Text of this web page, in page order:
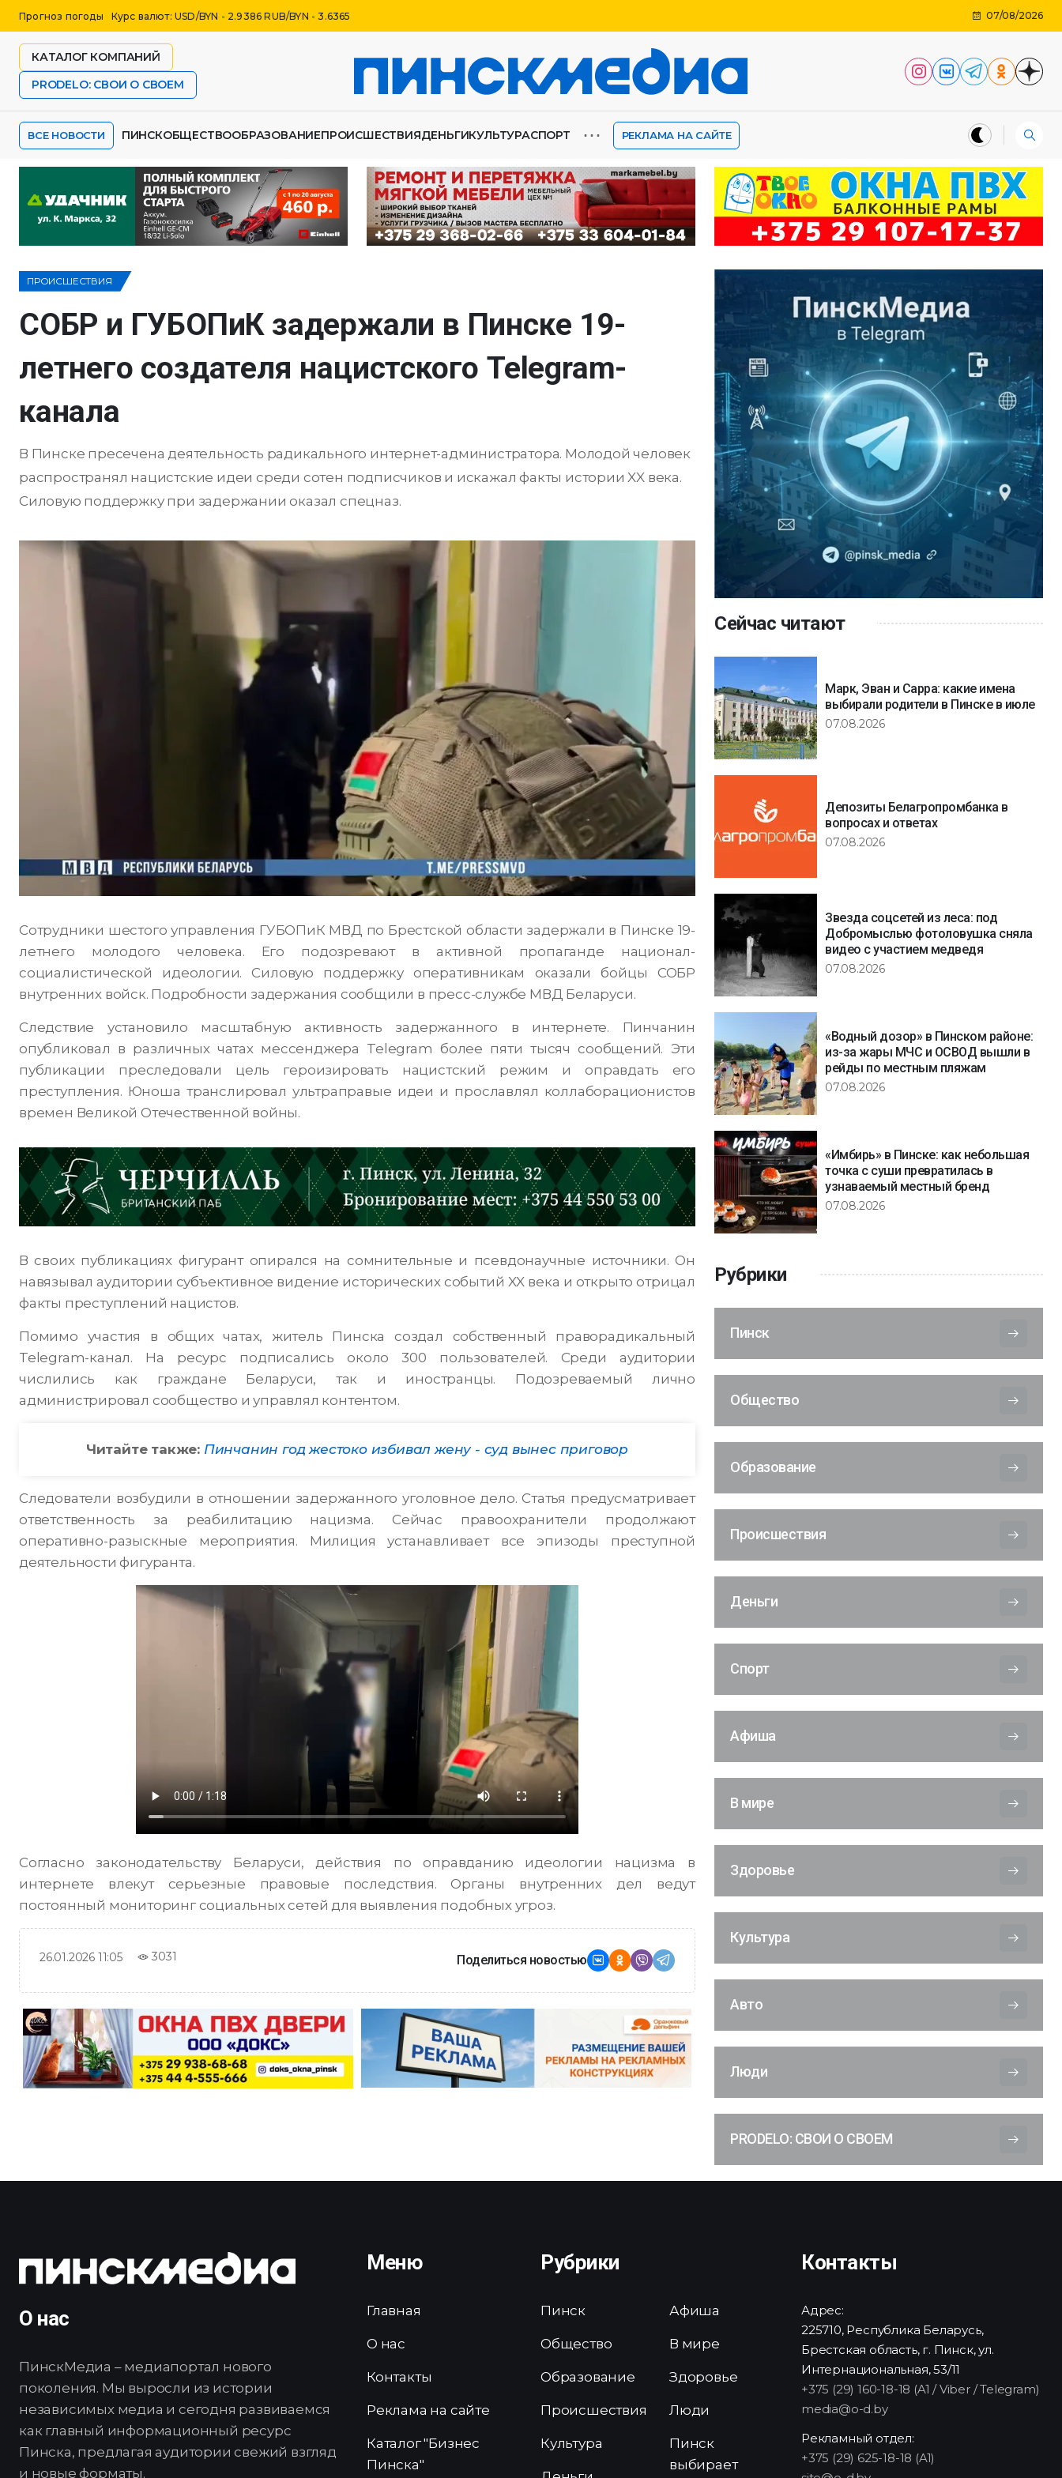
Прогноз погоды Курс валют: USD/BYN - 2.9386 RUB/BYN - 3.6365 07/08/2026
КАТАЛОГ КОМПАНИЙ
PRODELO: СВОИ О СВОЕМ
ВСЕ НОВОСТИ ПИНСКОБЩЕСТВООБРАЗОВАНИЕПРОИСШЕСТВИЯДЕНЬГИКУЛЬТУРАСПОРТ ⋯ РЕКЛАМА НА САЙТЕ
ПРОИСШЕСТВИЯ
СОБР и ГУБОПиК задержали в Пинске 19-
летнего создателя нацистского Telegram-
канала
В Пинске пресечена деятельность радикального интернет-администратора. Молодой человек
распространял нацистские идеи среди сотен подписчиков и искажал факты истории XX века.
Силовую поддержку при задержании оказал спецназ.
Сотрудники шестого управления ГУБОПиК МВД по Брестской области задержали в Пинске 19-
летнего молодого человека. Его подозревают в активной пропаганде национал-
социалистической идеологии. Силовую поддержку оперативникам оказали бойцы СОБР
внутренних войск. Подробности задержания сообщили в пресс-службе МВД Беларуси.
Следствие установило масштабную активность задержанного в интернете. Пинчанин
опубликовал в различных чатах мессенджера Telegram более пяти тысяч сообщений. Эти
публикации преследовали цель героизировать нацистский режим и оправдать его
преступления. Юноша транслировал ультраправые идеи и прославлял коллаборационистов
времен Великой Отечественной войны.
В своих публикациях фигурант опирался на сомнительные и псевдонаучные источники. Он
навязывал аудитории субъективное видение исторических событий XX века и открыто отрицал
факты преступлений нацистов.
Помимо участия в общих чатах, житель Пинска создал собственный праворадикальный
Telegram-канал. На ресурс подписались около 300 пользователей. Среди аудитории
числились как граждане Беларуси, так и иностранцы. Подозреваемый лично
администрировал сообщество и управлял контентом.
Читайте также: Пинчанин год жестоко избивал жену - суд вынес приговор
Следователи возбудили в отношении задержанного уголовное дело. Статья предусматривает
ответственность за реабилитацию нацизма. Сейчас правоохранители продолжают
оперативно-разыскные мероприятия. Милиция устанавливает все эпизоды преступной
деятельности фигуранта.
Согласно законодательству Беларуси, действия по оправданию идеологии нацизма в
интернете влекут серьезные правовые последствия. Органы внутренних дел ведут
постоянный мониторинг социальных сетей для выявления подобных угроз.
26.01.2026 11:05 3031 Поделиться новостью
Сейчас читают
Марк, Эван и Сарра: какие имена
выбирали родители в Пинске в июле
07.08.2026
Депозиты Белагропромбанка в
вопросах и ответах
07.08.2026
Звезда соцсетей из леса: под
Добромыслью фотоловушка сняла
видео с участием медведя
07.08.2026
«Водный дозор» в Пинском районе:
из-за жары МЧС и ОСВОД вышли в
рейды по местным пляжам
07.08.2026
«Имбирь» в Пинске: как небольшая
точка с суши превратилась в
узнаваемый местный бренд
07.08.2026
Рубрики
Пинск
Общество
Образование
Происшествия
Деньги
Спорт
Афиша
В мире
Здоровье
Культура
Авто
Люди
PRODELO: СВОИ О СВОЕМ
О нас
ПинскМедиа – медиапортал нового
поколения. Мы выросли из истории
независимых медиа и сегодня развиваемся
как главный информационный ресурс
Пинска, предлагая аудитории свежий взгляд
и новые форматы.
Меню
Главная
О нас
Контакты
Реклама на сайте
Каталог "Бизнес
Пинска"
Рубрики
Пинск
Общество
Образование
Происшествия
Культура
Афиша
В мире
Здоровье
Люди
Пинск
выбирает
Контакты
Адрес:
225710, Республика Беларусь,
Брестская область, г. Пинск, ул.
Интернациональная, 53/11
+375 (29) 160-18-18 (A1 / Viber / Telegram)
media@o-d.by
Рекламный отдел:
+375 (29) 625-18-18 (A1)